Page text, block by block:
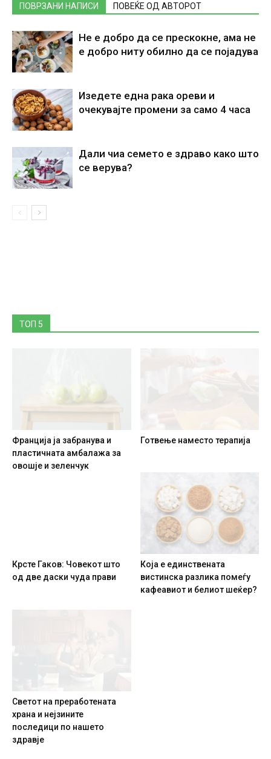
ПОВРЗАНИ НАПИСИ ПОВЕЌЕ ОД АВТОРОТ
Не е добро да се прескокне, ама не
е добро ниту обилно да се појадува
Изедете една рака ореви и
очекувајте промени за само 4 часа
Дали чиа семето е здраво како што
се верува?
ТОП 5
Франција ја забранува и
пластичната амбалажа за
овошје и зеленчук
Готвење наместо терапија
Крсте Гаков: Човекот што
од две даски чуда прави
Која е единствената
вистинска разлика помеѓу
кафеавиот и белиот шеќер?
Светот на преработената
храна и нејзините
последици по нашето
здравје